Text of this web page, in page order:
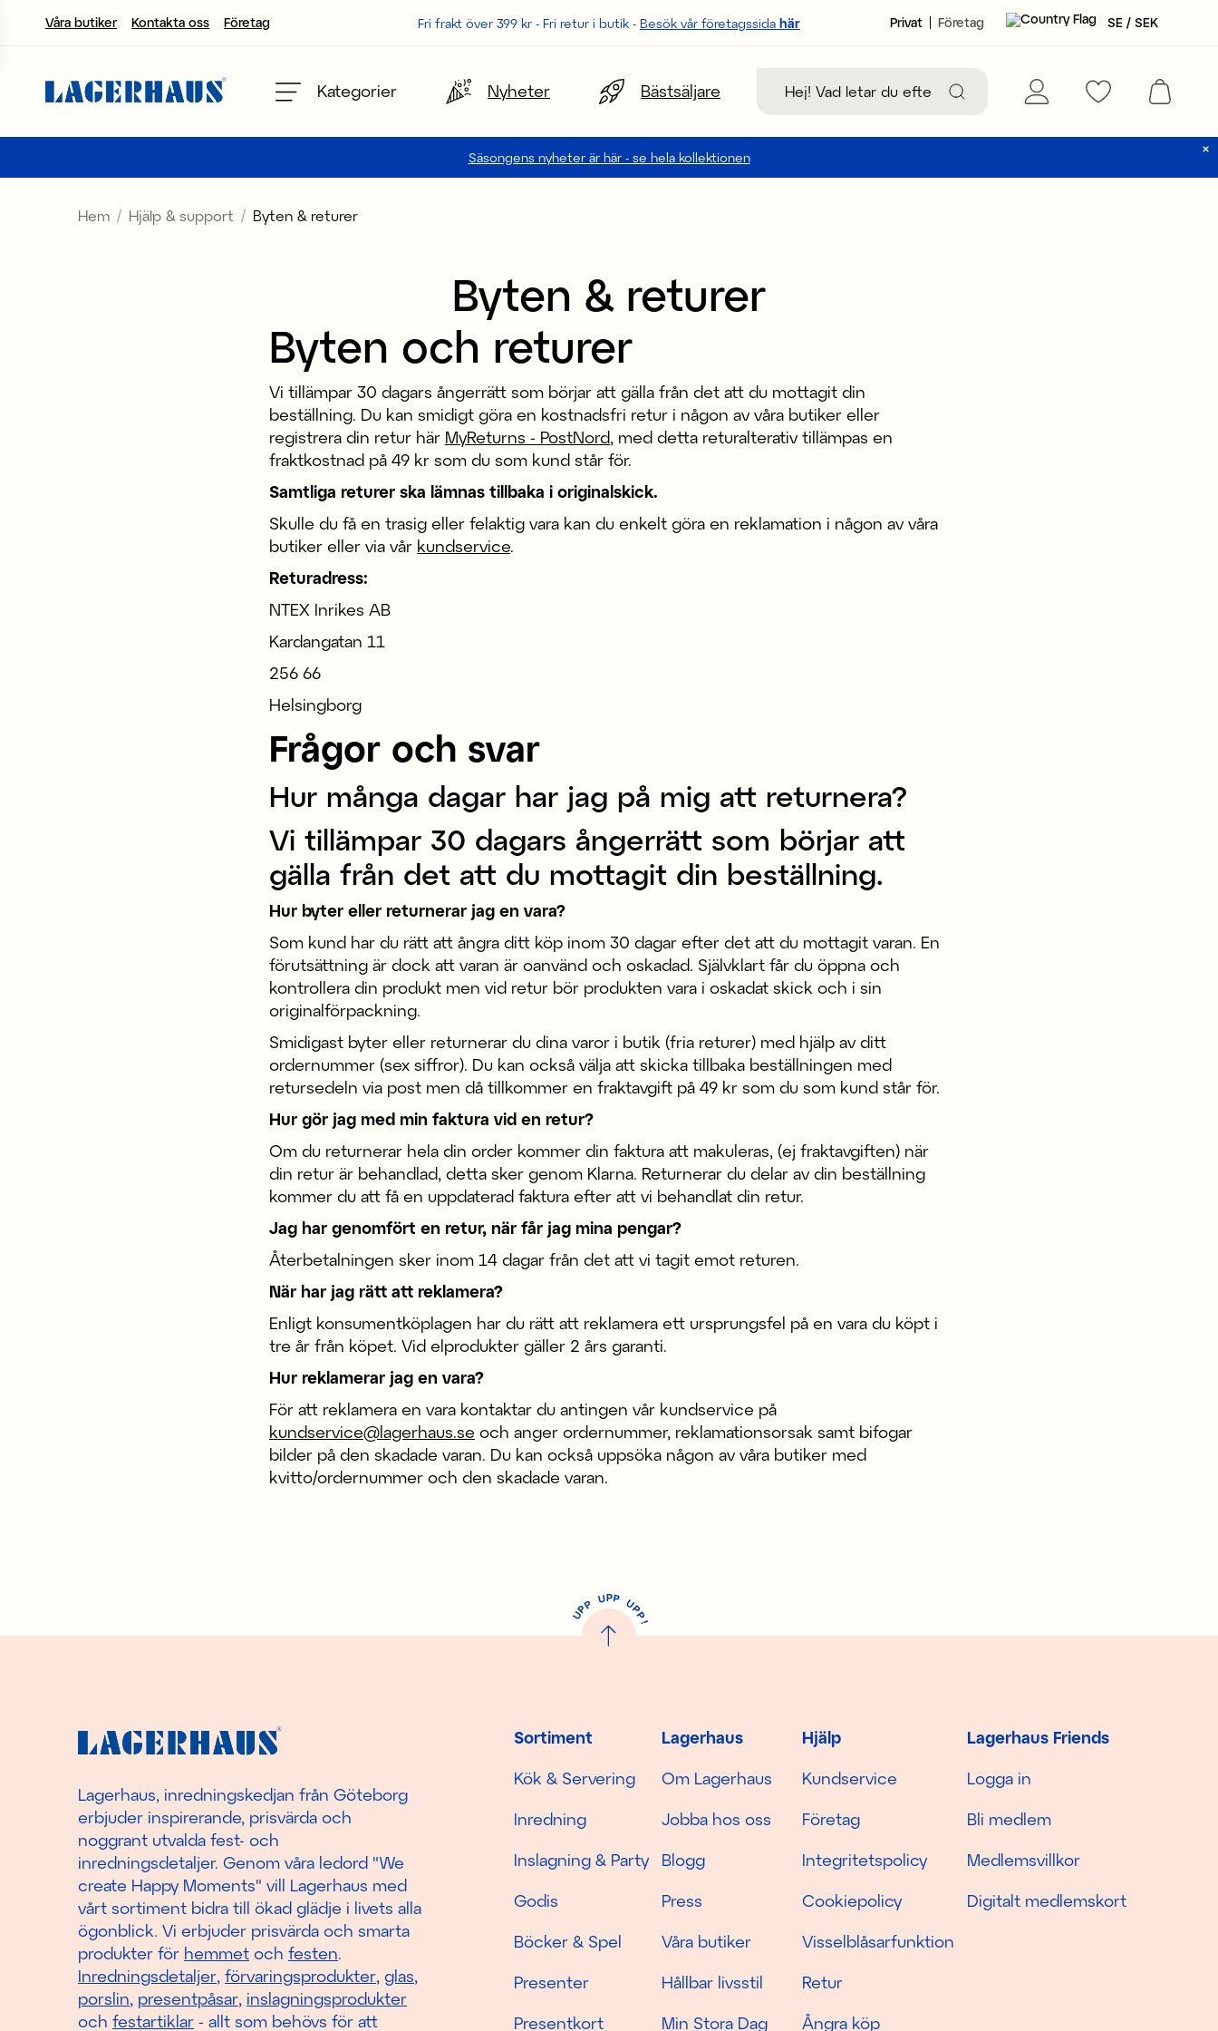
Våra butiker Kontakta oss Företag Fri frakt över 399 kr - Fri retur i butik - Besök vår företagssida här Privat Företag SE / SEK
Kategorier Nyheter Bästsäljare
Säsongens nyheter är här - se hela kollektionen
Välj språk / valuta
FI / EUR
NO / NKR
Hem Hjälp & support Byten & returer
Byten & returer
Byten och returer
Vi tillämpar 30 dagars ångerrätt som börjar att gälla från det att du mottagit din
beställning. Du kan smidigt göra en kostnadsfri retur i någon av våra butiker eller
registrera din retur här MyReturns - PostNord, med detta returalterativ tillämpas en
fraktkostnad på 49 kr som du som kund står för.
Samtliga returer ska lämnas tillbaka i originalskick.
Skulle du få en trasig eller felaktig vara kan du enkelt göra en reklamation i någon av våra
butiker eller via vår kundservice.
Returadress:
NTEX Inrikes AB
Kardangatan 11
256 66
Helsingborg
Frågor och svar
Hur många dagar har jag på mig att returnera?
Vi tillämpar 30 dagars ångerrätt som börjar att
gälla från det att du mottagit din beställning.
Hur byter eller returnerar jag en vara?
Som kund har du rätt att ångra ditt köp inom 30 dagar efter det att du mottagit varan. En
förutsättning är dock att varan är oanvänd och oskadad. Självklart får du öppna och
kontrollera din produkt men vid retur bör produkten vara i oskadat skick och i sin
originalförpackning.
Smidigast byter eller returnerar du dina varor i butik (fria returer) med hjälp av ditt
ordernummer (sex siffror). Du kan också välja att skicka tillbaka beställningen med
retursedeln via post men då tillkommer en fraktavgift på 49 kr som du som kund står för.
Hur gör jag med min faktura vid en retur?
Om du returnerar hela din order kommer din faktura att makuleras, (ej fraktavgiften) när
din retur är behandlad, detta sker genom Klarna. Returnerar du delar av din beställning
kommer du att få en uppdaterad faktura efter att vi behandlat din retur.
Jag har genomfört en retur, när får jag mina pengar?
Återbetalningen sker inom 14 dagar från det att vi tagit emot returen.
När har jag rätt att reklamera?
Enligt konsumentköplagen har du rätt att reklamera ett ursprungsfel på en vara du köpt i
tre år från köpet. Vid elprodukter gäller 2 års garanti.
Hur reklamerar jag en vara?
För att reklamera en vara kontaktar du antingen vår kundservice på
kundservice@lagerhaus.se och anger ordernummer, reklamationsorsak samt bifogar
bilder på den skadade varan. Du kan också uppsöka någon av våra butiker med
kvitto/ordernummer och den skadade varan.
U
P
P UPP UP
P
!
Sortiment
Kök & Servering
Inredning
Inslagning & Party
Godis
Böcker & Spel
Presenter
Presentkort
Lagerhaus
Om Lagerhaus
Jobba hos oss
Blogg
Press
Våra butiker
Hållbar livsstil
Min Stora Dag
Hjälp
Kundservice
Företag
Integritetspolicy
Cookiepolicy
Visselblåsarfunktion
Retur
Ångra köp
Lagerhaus Friends
Logga in
Bli medlem
Medlemsvillkor
Digitalt medlemskort
Lagerhaus, inredningskedjan från Göteborg
erbjuder inspirerande, prisvärda och
noggrant utvalda fest- och
inredningsdetaljer. Genom våra ledord "We
create Happy Moments" vill Lagerhaus med
vårt sortiment bidra till ökad glädje i livets alla
ögonblick. Vi erbjuder prisvärda och smarta
produkter för hemmet och festen.
Inredningsdetaljer, förvaringsprodukter, glas,
porslin, presentpåsar, inslagningsprodukter
och festartiklar - allt som behövs för att